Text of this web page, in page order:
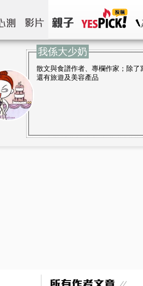
我係大少奶
散文與食譜作者、專欄作家；除了
還有旅遊及美容產品